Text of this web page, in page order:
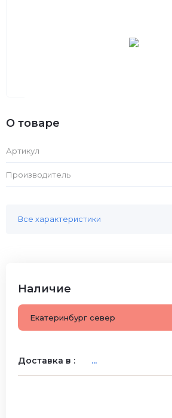
О товаре
Артикул
Производитель
Все характеристики
Наличие
Екатеринбург север
Доставка в : ...